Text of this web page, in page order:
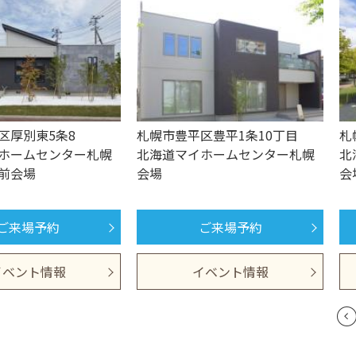
厚別東5条8
ームセンター札幌
会場
来場予約
ント情報
札幌市豊平区豊平1条10丁目
北海道マイホームセンター札幌
会場
ご来場予約
イベント情報
札
北
会